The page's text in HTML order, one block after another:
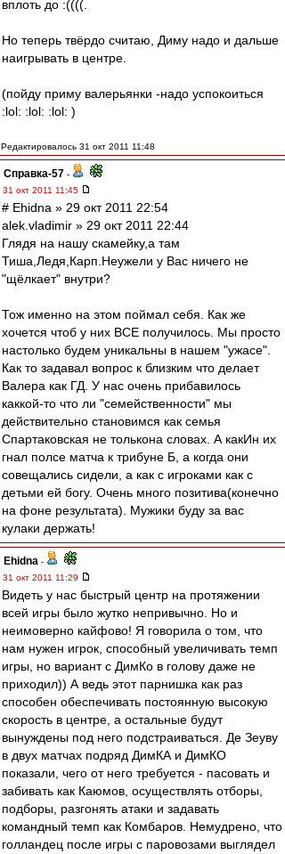
вплоть до :((((.
Но теперь твёрдо считаю, Диму надо и дальше
наигрывать в центре.
(пойду приму валерьянки -надо успокоиться
:lol: :lol: :lol: )
Редактировалось 31 окт 2011 11:48
Справка-57 -
31 окт 2011 11:45
# Ehidna » 29 окт 2011 22:54
alek.vladimir » 29 окт 2011 22:44
Глядя на нашу скамейку,а там
Тиша,Ледя,Карп.Неужели у Вас ничего не
"щёлкает" внутри?
Тож именно на этом поймал себя. Как же
хочется чтоб у них ВСЕ получилось. Мы просто
настолько будем уникальны в нашем "ужасе".
Как то задавал вопрос к близким что делает
Валера как ГД. У нас очень прибавилось
каккой-то что ли "семейственности" мы
действительно становимся как семья
Спартаковская не толькона словах. А какИн их
гнал полсе матча к трибуне Б, а когда они
совещались сидели, а как с игроками как с
детьми ей богу. Очень много позитива(конечно
на фоне результата). Мужики буду за вас
кулаки держать!
Ehidna -
31 окт 2011 11:29
Видеть у нас быстрый центр на протяжении
всей игры было жутко непривычно. Но и
неимоверно кайфово! Я говорила о том, что
нам нужен игрок, способный увеличивать темп
игры, но вариант с ДимКо в голову даже не
приходил)) А ведь этот парнишка как раз
способен обеспечивать постоянную высокую
скорость в центре, а остальные будут
вынуждены под него подстраиваться. Де Зеуву
в двух матчах подряд ДимКА и ДимКО
показали, чего от него требуется - пасовать и
забивать как Каюмов, осуществлять отборы,
подборы, разгонять атаки и задавать
командный темп как Комбаров. Немудрено, что
голландец после игры с паровозами выглядел